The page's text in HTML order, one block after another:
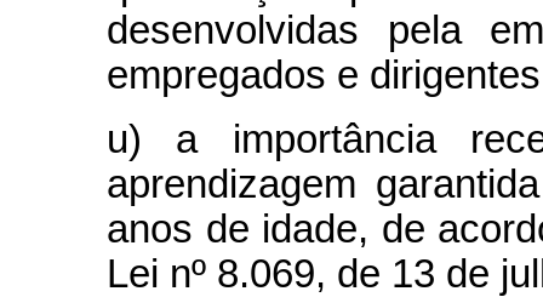
desenvolvidas pela
empregados e
u) a importância
aprendizagem
anos de idade, de
Lei nº 8.069, de 13 de